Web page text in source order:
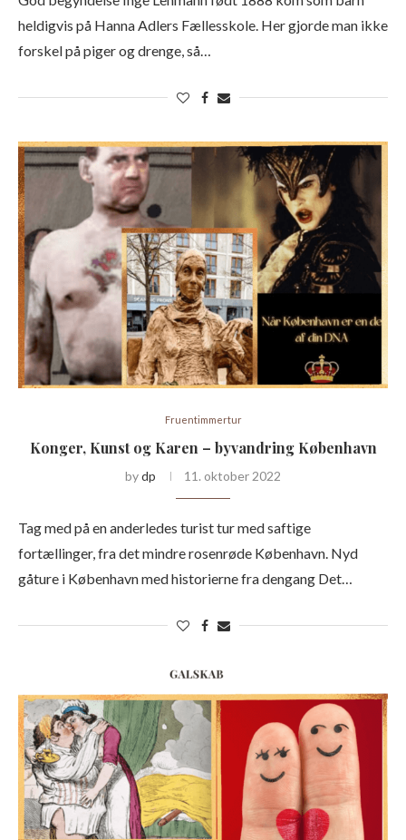
heldigvis på Hanna Adlers Fællesskole. Her gjorde man ikke
forskel på piger og drenge, så…
Fruentimmertur
Konger, Kunst og Karen – byvandring København
bydp 11. oktober 2022
Tag med på en anderledes turist tur med saftige
fortællinger, fra det mindre rosenrøde København. Nyd
gåture i København med historierne fra dengang Det…